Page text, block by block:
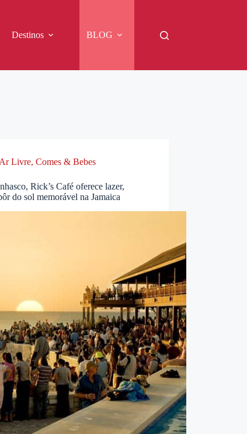
Destinos BLOG
Livre,Comes & Bebes
Rick’s Café oferece lazer,
do sol memorável na Jamaica